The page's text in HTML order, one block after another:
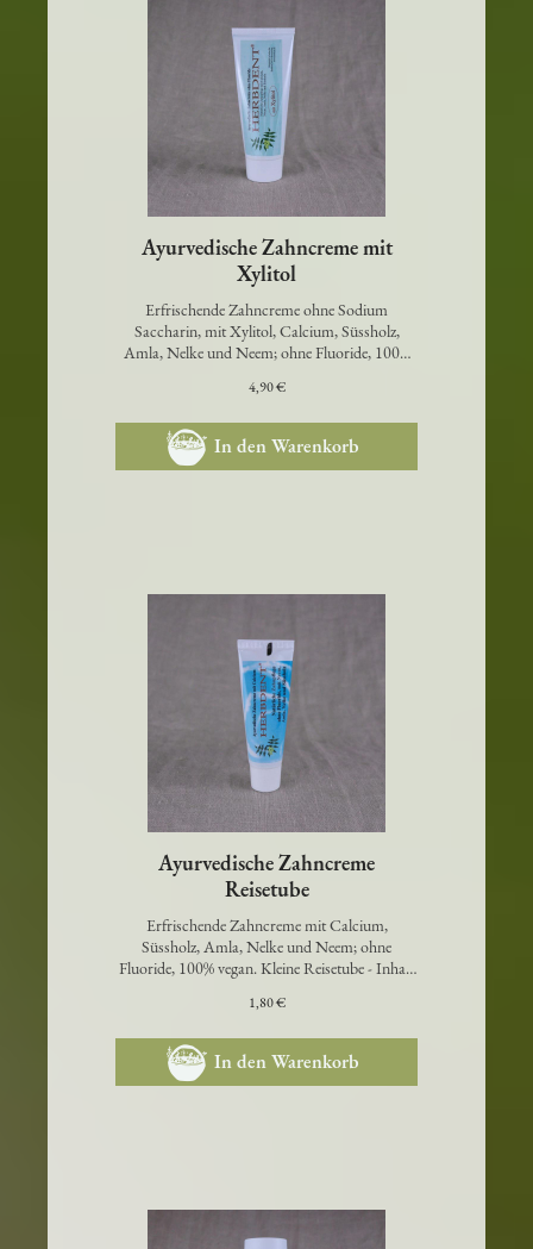
Ayurvedische Zahncreme mit
Xylitol
Erfrischende Zahncreme ohne Sodium
Saccharin, mit Xylitol, Calcium, Süssholz,
Amla, Nelke und Neem; ohne Fluoride, 100%
vega…
In den Warenkorb
Ayurvedische Zahncreme
Reisetube
Erfrischende Zahncreme mit Calcium,
Süssholz, Amla, Nelke und Neem; ohne
Fluoride, 100% vegan. Kleine Reisetube - Inhalt
24g…
In den Warenkorb